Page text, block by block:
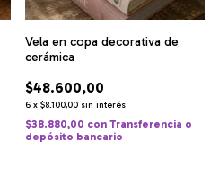
Vela en copa decorativa de
cerámica
$48.600,00
6 x $8.100,00 sin interés
$38.880,00 con Transferencia o
depósito bancario